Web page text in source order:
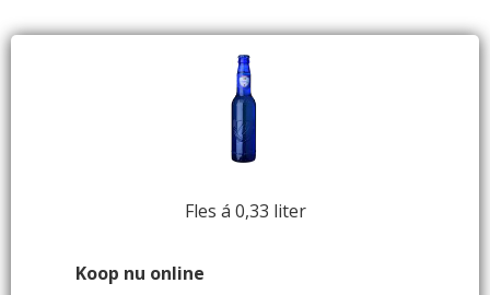
Fles á 0,33 liter
Koop nu online